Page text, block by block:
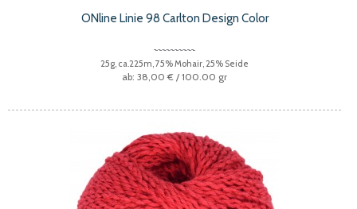
ONline Linie 98 Carlton Design Color
25g, ca.225m, 75% Mohair, 25% Seide
38,00 € / 100.00 gr